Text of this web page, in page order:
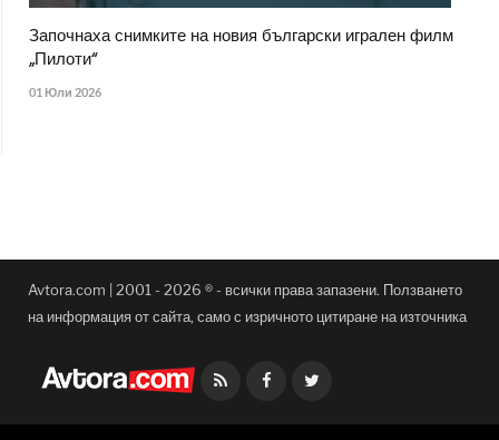
Започнаха снимките на новия български игрален филм
„Пилоти“
01 Юли 2026
Avtora.com | 2001 - 2026 ® - всички права запазени. Ползването
на информация от сайта, само с изричното цитиране на източника
Facebook